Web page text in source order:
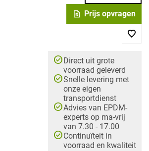
request_quote Prijs opvragen
check_circleDirect uit grote
voorraad geleverd
check_circleSnelle levering met
onze eigen
transportdienst
check_circleAdvies van EPDM-
experts op ma-vrij
van 7.30 - 17.00
check_circleContinuïteit in
voorraad en kwaliteit